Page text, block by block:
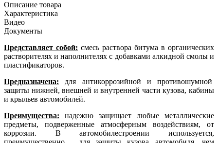
Oписание товара
Характеристика
Видео
Документы
Представляет собой: смесь раствора битума в органических
растворителях и наполнителях с добавками алкидной смолы и
пластификаторов.
Предназначена: для антикоррозийной и противошумной
защиты нижней, внешней и внутренней части кузова, кабины
и крыльев автомобилей.
Преимущества: надежно защищает любые металлические
предметы, подверженные атмосферным воздействиям, от
коррозии. В автомобилестроении используется,